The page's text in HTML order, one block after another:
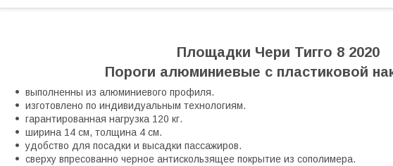
Площадки Чери Тигго 8 2020
Пороги алюминиевые с пластиковой
выполненны из алюминиевого профиля.
изготовлено по индивидуальным технологиям.
гарантированная нагрузка 120 кг.
ширина 14 см, толщина 4 см.
удобство для посадки и высадки пассажиров.
сверху впресованно черное антискользящее покрытие из сополимера.